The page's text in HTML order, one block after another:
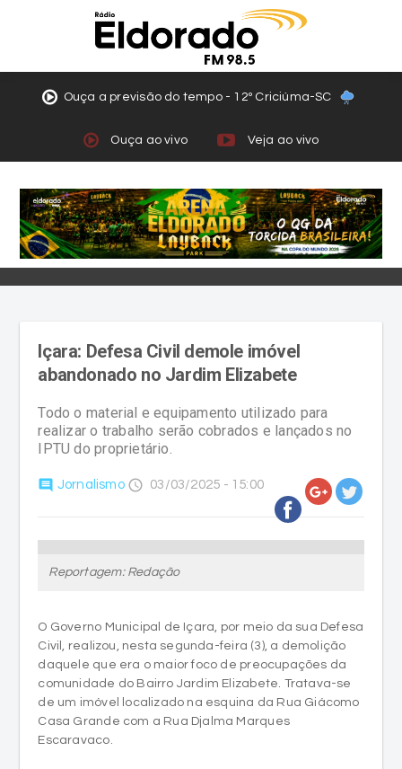
Ouça a previsão do tempo - 12º Criciúma-SC
Ouça ao vivo Veja ao vivo
Içara: Defesa Civil demole imóvel
abandonado no Jardim Elizabete
Todo o material e equipamento utilizado para
realizar o trabalho serão cobrados e lançados no
IPTU do proprietário.
comment Jornalismo access_time 03/03/2025 - 15:00
Reportagem: Redação
O Governo Municipal de Içara, por meio da sua Defesa
Civil, realizou, nesta segunda-feira (3), a demolição
daquele que era o maior foco de preocupações da
comunidade do Bairro Jardim Elizabete. Tratava-se
de um imóvel localizado na esquina da Rua Giácomo
Casa Grande com a Rua Djalma Marques
Escaravaco.